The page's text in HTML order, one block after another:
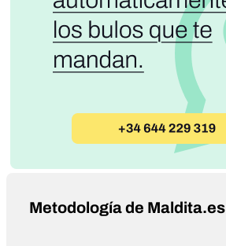
Metodología de Maldita.es